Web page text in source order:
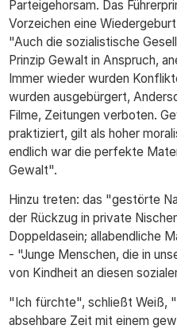
Parteigehorsam. Das
Vorzeichen eine
"Auch die sozialistische
Prinzip Gewalt in Anspruch,
Immer wieder wurden
wurden ausgebürgert,
Filme, Zeitungen verboten.
praktiziert, gilt als hoher
endlich war die perfekte
Gewalt".
Hinzu treten: das "gestörte
der Rückzug in private
Doppeldasein; allabendliche
- "Junge Menschen, die in
von Kindheit an diesen
"Ich fürchte", schließt Weiß,
absehbare Zeit mit einem